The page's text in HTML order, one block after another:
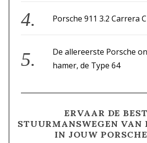
Porsche 911 3.2 Carrera
De allereerste Porsche
hamer, de Type 64
ERVAAR DE
STUURMANSWEGEN VAN
IN JOUW PORSCHE